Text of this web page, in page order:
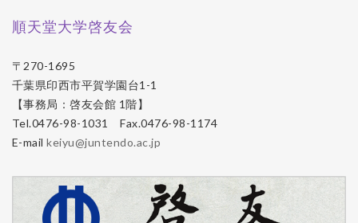
順天堂大学啓友会
〒270-1695
千葉県印西市平賀学園台1-1
【事務局：啓友会館 1階】
Tel.0476-98-1031 Fax.0476-98-1174
E-mailkeiyu@juntendo.ac.jp